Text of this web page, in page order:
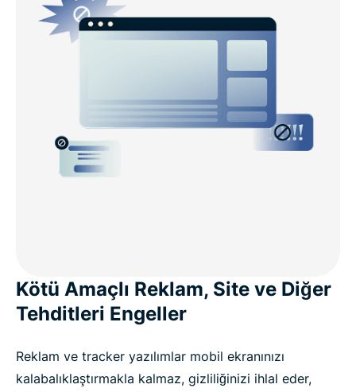
Kötü Amaçlı Reklam, Site ve Diğer
Tehditleri Engeller
Reklam ve tracker yazılımlar mobil ekranınızı
kalabalıklaştırmakla kalmaz, gizliliğinizi ihlal eder,